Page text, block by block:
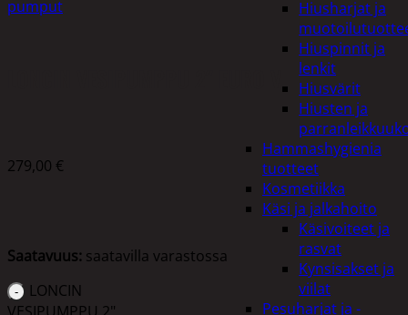
Hiusharjat ja
Hiuspinnit ja
lenkit
Hiusvärit
Hiusten ja
Hammashygienia
tuotteet
Kosmetiikka
Käsi ja jalkahoito
Käsivoiteet ja
rasvat
Kynsisakset ja
viilat
Pesuharjat ja -
pumput
279,00 €
Saatavuus: saatavilla varastossa
LONCIN